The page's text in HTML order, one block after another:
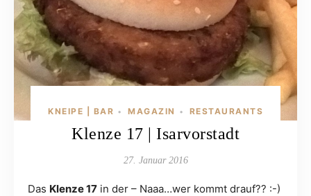
KNEIPE | BAR • MAGAZIN • RESTAURANTS
Klenze 17 | Isarvorstadt
27. Januar 2016
Das Klenze 17 in der – Naaa…wer kommt drauf?? :-)